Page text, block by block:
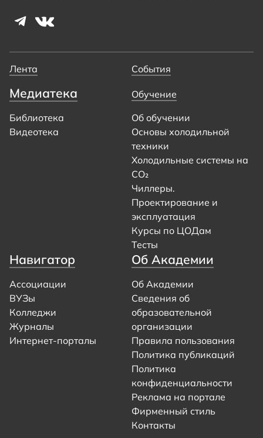
Лента События
Медиатека
Библиотека
Видеотека
Обучение
Об обучении
Основы холодильной
техники
Холодильные системы на
CO₂
Чиллеры.
Проектирование и
эксплуатация
Курсы по ЦОДам
Тесты
Навигатор
Ассоциации
ВУЗы
Колледжи
Журналы
Интернет-порталы
Об Академии
Об Академии
Сведения об
образовательной
организации
Правила пользования
Политика публикаций
Политика
конфиденциальности
Реклама на портале
Фирменный стиль
Контакты